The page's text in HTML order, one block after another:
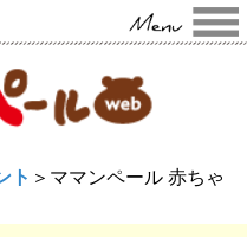
ト ＞ママンペール 赤ちゃ